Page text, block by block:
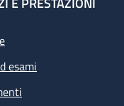
esami